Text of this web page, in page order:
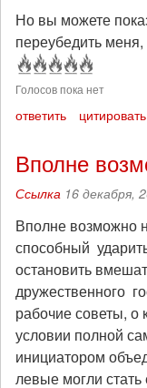
Но вы можете
переубедить меня,
Голосов пока нет
ответить цитировать
Вполне
Ссылка 16 декабря,
Вполне возможно
способный
остановить
дружественного
рабочие советы, о
условии полной
инициатором
левые могли